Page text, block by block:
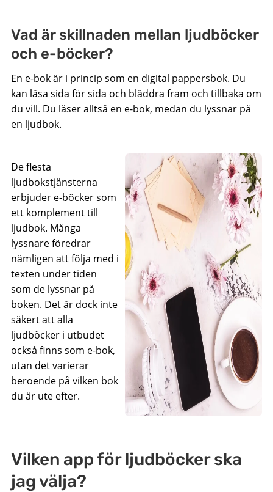
Vad är skillnaden mellan ljudböcker
och e-böcker?
En e-bok är i princip som en digital pappersbok. Du
kan läsa sida för sida och bläddra fram och tillbaka om
du vill. Du läser alltså en e-bok, medan du lyssnar på
en ljudbok.
De flesta
ljudbokstjänsterna
erbjuder e-böcker som
ett komplement till
ljudbok. Många
lyssnare föredrar
nämligen att följa med i
texten under tiden
som de lyssnar på
boken. Det är dock inte
säkert att alla
ljudböcker i utbudet
också finns som e-bok,
utan det varierar
beroende på vilken bok
du är ute efter.
Vilken app för ljudböcker ska
jag välja?